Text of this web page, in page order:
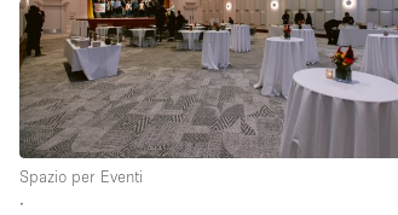
Spazio per Eventi
∙